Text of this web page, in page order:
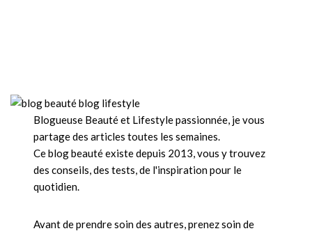
Blogueuse Beauté et Lifestyle passionnée, je vous
partage des articles toutes les semaines.
Ce blog beauté existe depuis 2013, vous y trouvez
des conseils, des tests, de l'inspiration pour le
quotidien.
Avant de prendre soin des autres, prenez soin de